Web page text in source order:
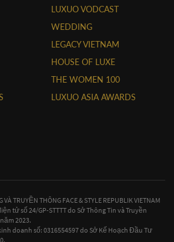
LUXUO VODCAST
WEDDING
LEGACY VIETNAM
HOUSE OF LUXE
THE WOMEN 100
LUXUO ASIA AWARDS
TRUYỀN THÔNG FACE & STYLE REPUBLIK VIETNAM
tử số 24/GP-STTTT do Sở Thông Tin và Truyền
2023.
doanh số: 0316554597 do Sở Kế Hoạch Đầu Tư